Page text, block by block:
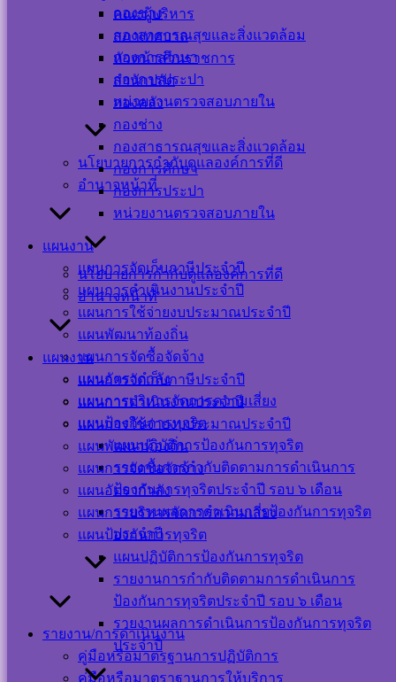
กองช่าง
กองสาธารณสุขและสิ่งแวดล้อม
กองการศึกษา
กองการประปา
หน่วยงานตรวจสอบภายใน
นโยบายการกำกับดูแลองค์การที่ดี
อำนาจหน้าที่
แผนงาน
แผนการจัดเก็บภาษีประจำปี
แผนการดำเนินงานประจำปี
แผนการใช้จ่ายงบประมาณประจำปี
แผนพัฒนาท้องถิ่น
แผนการจัดซื้อจัดจ้าง
แผนอัตรากำลัง
แผนการบริหารจัดการความเสี่ยง
แผนป้องกันการทุจริต
แผนปฏิบัติการป้องกันการทุจริต
รายงานการกำกับติดตามการดำเนินการ
ป้องกันการทุจริตประจำปี รอบ ๖ เดือน
รายงานผลการดำเนินการป้องกันการทุจริต
ประจำปี
รายงาน/การดำเนินงาน
คู่มือหรือมาตรฐานการปฏิบัติการ
คู่มือหรือมาตราฐานการให้บริการ
คณะผู้บริหาร
สภาเทศบาล
หัวหน้าส่วนราชการ
สำนักปลัด
กองคลัง
กองช่าง
กองสาธารณสุขและสิ่งแวดล้อม
กองการศึกษา
กองการประปา
หน่วยงานตรวจสอบภายใน
นโยบายการกำกับดูแลองค์การที่ดี
อำนาจหน้าที่
แผนงาน
แผนการจัดเก็บภาษีประจำปี
แผนการดำเนินงานประจำปี
แผนการใช้จ่ายงบประมาณประจำปี
แผนพัฒนาท้องถิ่น
แผนการจัดซื้อจัดจ้าง
แผนอัตรากำลัง
แผนการบริหารจัดการความเสี่ยง
แผนป้องกันการทุจริต
แผนปฏิบัติการป้องกันการทุจริต
รายงานการกำกับติดตามการดำเนินการ
ป้องกันการทุจริตประจำปี รอบ ๖ เดือน
รายงานผลการดำเนินการป้องกันการทุจริต
ประจำปี
Visitor Counter
Users Today : 27
Users This Month :
Users This Year :
Total Users : 39503
Who's Online : 1
Your IP Address :
WPS Visitor